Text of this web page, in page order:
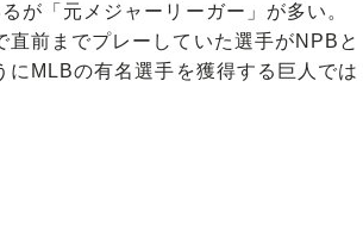
が「元メジャーリーガー」が多い。
前までプレーしていた選手がNPBと
MLBの有名選手を獲得する巨人では